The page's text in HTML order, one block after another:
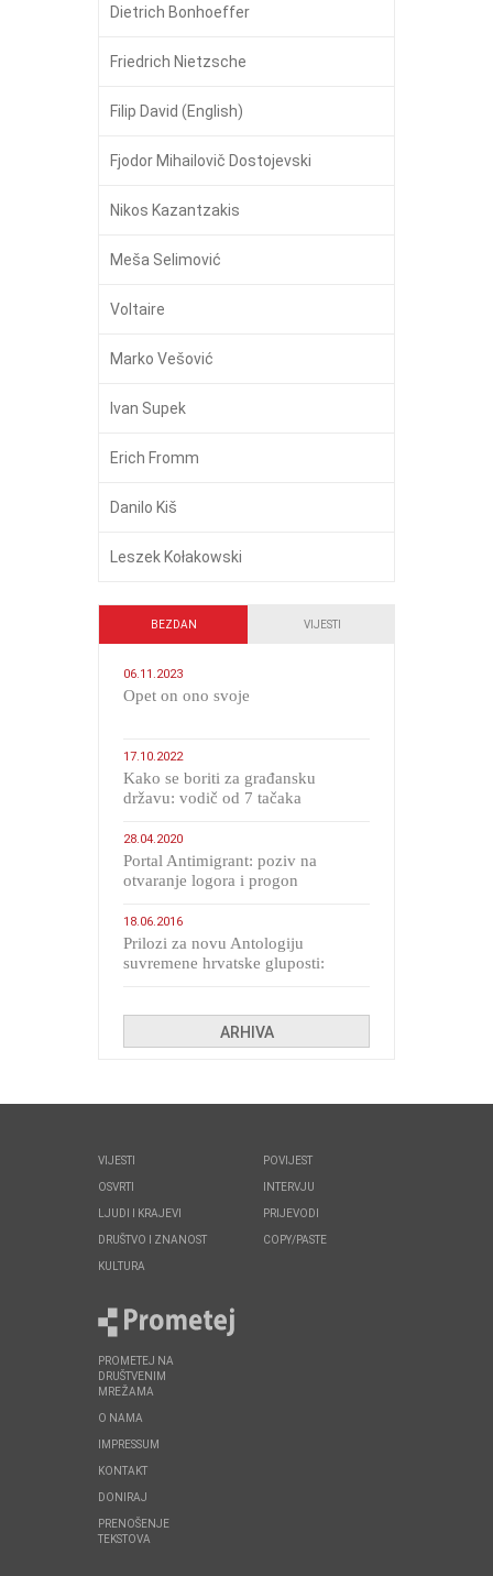
Dietrich Bonhoeffer
Friedrich Nietzsche
Filip David (English)
Fjodor Mihailovič Dostojevski
Nikos Kazantzakis
Meša Selimović
Voltaire
Marko Vešović
Ivan Supek
Erich Fromm
Danilo Kiš
Leszek Kołakowski
BEZDAN VIJESTI
06.11.2023
​Opet on ono svoje
17.10.2022
Kako se boriti za građansku
državu: vodič od 7 tačaka
28.04.2020
Portal Antimigrant: poziv na
otvaranje logora i progon
18.06.2016
Prilozi za novu Antologiju
suvremene hrvatske gluposti:
ARHIVA
VIJESTI
OSVRTI
LJUDI I KRAJEVI
DRUŠTVO I ZNANOST
KULTURA
POVIJEST
INTERVJU
PRIJEVODI
COPY/PASTE
PROMETEJ NA
DRUŠTVENIM
MREŽAMA
O NAMA
IMPRESSUM
KONTAKT
DONIRAJ
PRENOŠENJE
TEKSTOVA